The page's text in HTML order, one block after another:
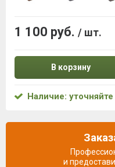
1 100 руб. / шт.
В корзину
Наличие: уточняйте
и